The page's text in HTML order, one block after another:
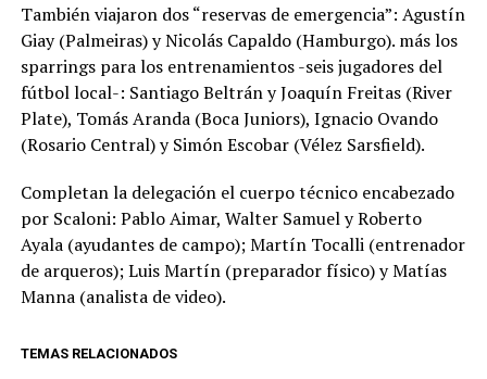
También viajaron dos “reservas de emergencia”: Agustín
Giay (Palmeiras) y Nicolás Capaldo (Hamburgo). más los
sparrings para los entrenamientos -seis jugadores del
fútbol local-: Santiago Beltrán y Joaquín Freitas (River
Plate), Tomás Aranda (Boca Juniors), Ignacio Ovando
(Rosario Central) y Simón Escobar (Vélez Sarsfield).
Completan la delegación el cuerpo técnico encabezado
por Scaloni: Pablo Aimar, Walter Samuel y Roberto
Ayala (ayudantes de campo); Martín Tocalli (entrenador
de arqueros); Luis Martín (preparador físico) y Matías
Manna (analista de video).
TEMAS RELACIONADOS